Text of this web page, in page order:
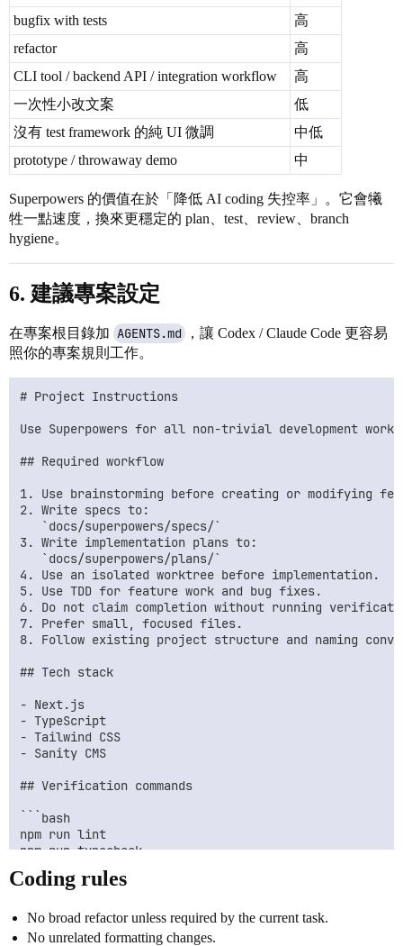
bugfix with tests
高
refactor
高
CLI tool / backend API / integration workflow
高
一次性小改文案
低
沒有 test framework 的純 UI 微調
中低
prototype / throwaway demo
中
Superpowers 的價值在於「降低 AI coding 失控率」。它會犧
牲一點速度，換來更穩定的 plan、test、review、branch
hygiene。
6. 建議專案設定
在專案根目錄加 AGENTS.md
，讓 Codex / Claude Code 更容易
照你的專案規則工作。
# Project Instructions
Use Superpowers for all non-trivial development work.
## Required workflow
1. Use brainstorming before creating or modifying
2. Write specs to:
   `docs/superpowers/specs/`
3. Write implementation plans to:
   `docs/superpowers/plans/`
4. Use an isolated worktree before implementation.
5. Use TDD for feature work and bug fixes.
6. Do not claim completion without running
7. Prefer small, focused files.
8. Follow existing project structure and naming
## Tech stack
- Next.js
- TypeScript
- Tailwind CSS
- Sanity CMS
## Verification commands
```bash
npm run lint
npm run typecheck
npm test
Coding rules
No broad refactor unless required by the current task.
No unrelated formatting changes.